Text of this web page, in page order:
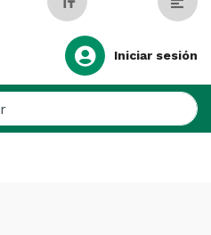
Iniciar sesión